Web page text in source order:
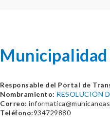
Municipalidad
Responsable del Portal de
Nombramiento: RESOLUCIÓN
Correo:
Teléfono:934729880